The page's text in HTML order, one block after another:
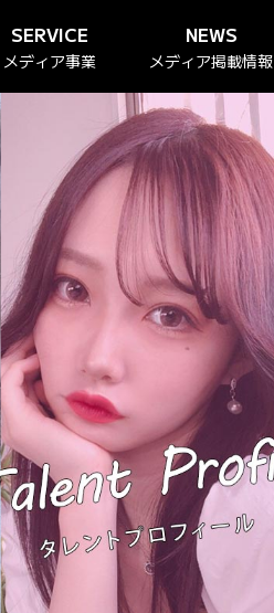
SERVICE
メディア事業
NEWS
メディア掲載情報